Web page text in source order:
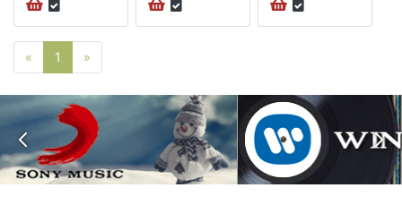
« Poprzednia strona
1 »